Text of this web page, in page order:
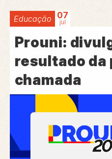
Educação 07
jul
Prouni:
resultado da
chamada